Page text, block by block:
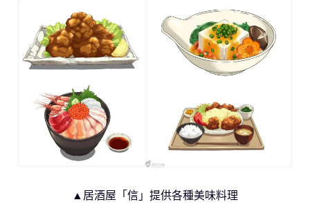
▲居酒屋「信」提供各種美味料理